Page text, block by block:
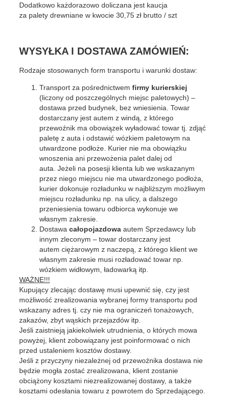
Dodatkowo każdorazowo doliczana jest kaucja
za palety drewniane w kwocie 30,75 zł brutto / szt
WYSYŁKA I DOSTAWA ZAMÓWIEŃ:
Rodzaje stosowanych form transportu i warunki dostaw:
Transport za pośrednictwem firmy kurierskiej
(liczony od poszczególnych miejsc paletowych) –
dostawa przed budynek, bez wniesienia. Towar
dostarczany jest autem z windą, z którego
przewoźnik ma obowiązek wyładować towar tj. zdjąć
paletę z auta i odstawić wózkiem paletowym na
utwardzone podłoże. Kurier nie ma obowiązku
wnoszenia ani przewożenia palet dalej od
auta. Jeżeli na posesji klienta lub we wskazanym
przez niego miejscu nie ma utwardzonego podłoża,
kurier dokonuje rozładunku w najbliższym możliwym
miejscu rozładunku np. na ulicy, a dalszego
przeniesienia towaru odbiorca wykonuje we
własnym zakresie.
Dostawa całopojazdowa autem Sprzedawcy lub
innym zleconym – towar dostarczany jest
autem ciężarowym z naczepą, z którego klient we
własnym zakresie musi rozładować towar np.
wózkiem widłowym, ładowarką itp.
WAŻNE!!!
Kupujący zlecając dostawę musi upewnić się, czy jest
możliwość zrealizowania wybranej formy transportu pod
wskazany adres tj. czy nie ma ograniczeń tonażowych,
zakazów, zbyt wąskich przejazdów itp.
Jeśli zaistnieją jakiekolwiek utrudnienia, o których mowa
powyżej, klient zobowiązany jest poinformować o nich
przed ustaleniem kosztów dostawy.
Jeśli z przyczyny niezależnej od przewoźnika dostawa nie
będzie mogła zostać zrealizowana, klient zostanie
obciążony kosztami niezrealizowanej dostawy, a także
kosztami odesłania towaru z powrotem do Sprzedającego.